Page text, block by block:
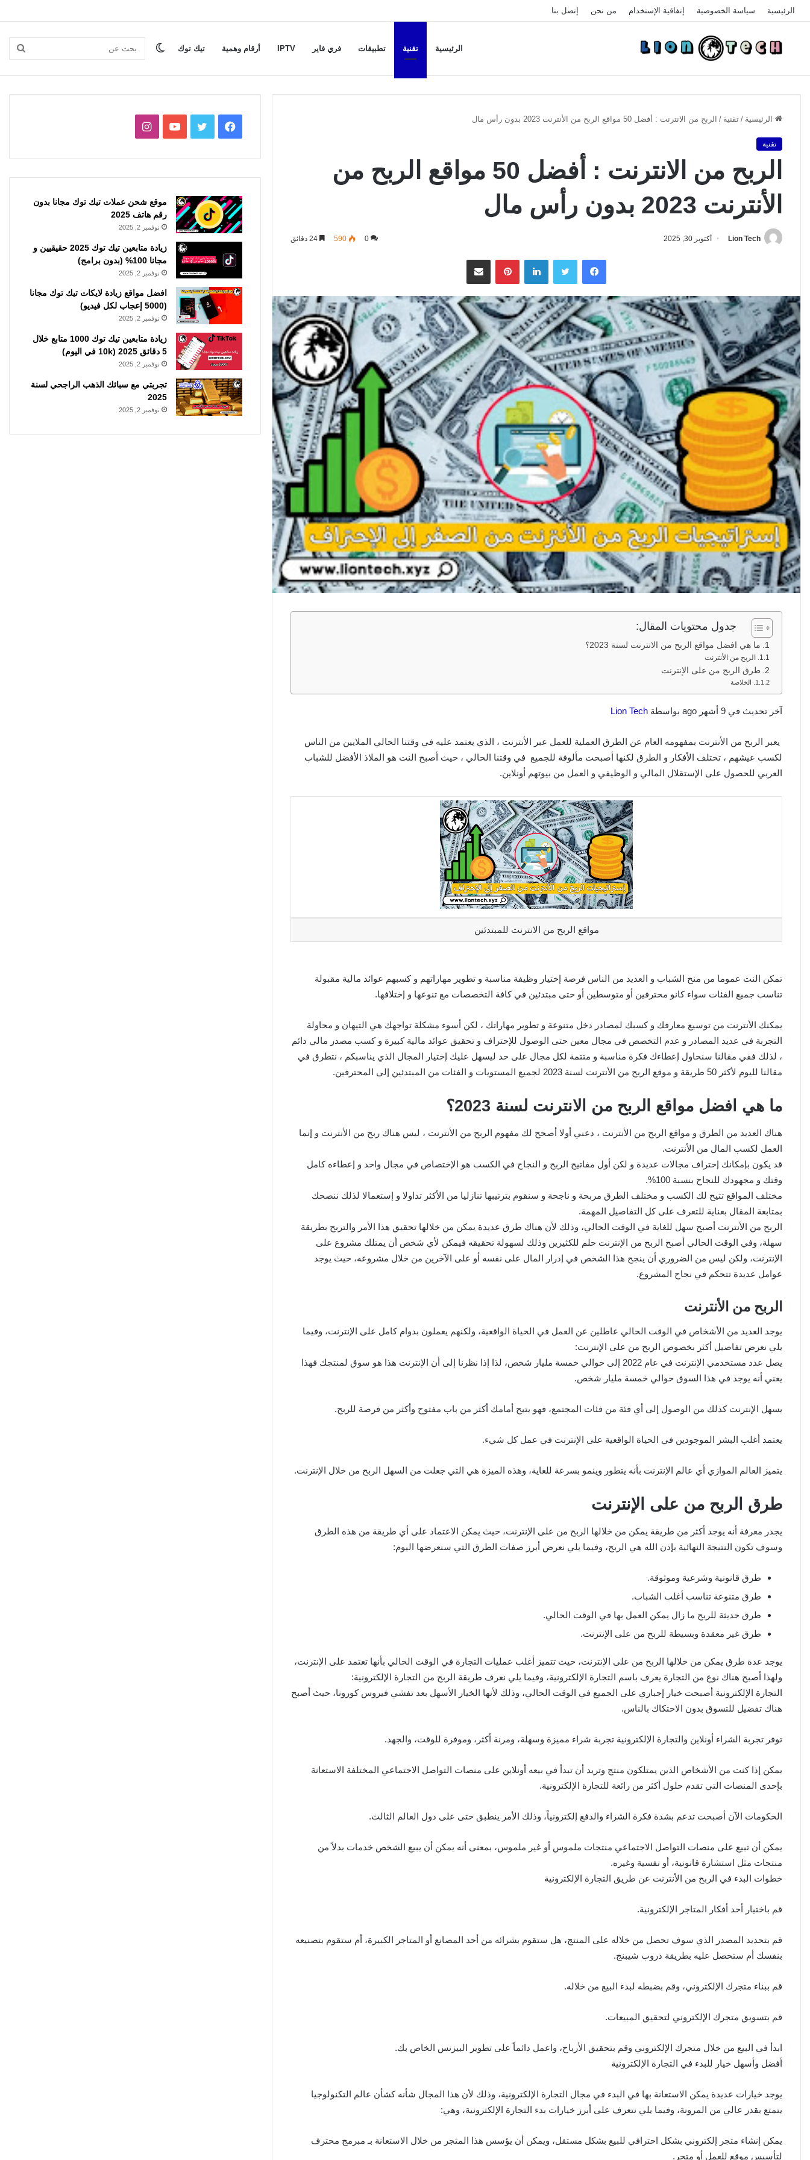
الرئيسية سياسة الخصوصية إتفاقية الإستخدام من نحن إتصل بنا
الرئيسية تقنية تطبيقات فري فاير IPTV أرقام وهمية تيك توك بحث الوضع
الرئيسية / تقنية / الربح من الانترنت : أفضل 50 مواقع الربح من الأنترنت 2023 بدون رأس مال
تقنية
الربح من الانترنت : أفضل 50 مواقع الربح من
الأنترنت 2023 بدون رأس مال
Lion Tech أكتوبر 30, 2025 0
590
فيسبوك تويتر لينكدإن بينتيريستمشاركة عبر البريد
جدول محتويات المقال:
ما هي افضل مواقع الربح من الانترنت لسنة 2023؟
الربح من الأنترنت
طرق الربح من على الإنترنت
الخلاصة
آخر تحديث في 9 أشهر ago بواسطة Lion Tech
يعبر الربح من الأنترنت بمفهومه العام عن الطرق العملية للعمل عبر الأنترنت ، الذي يعتمد عليه في وقتنا الحالي الملايين من الناس
لكسب عيشهم ، تختلف الأفكار و الطرق لكنها أصبحت مألوفة للجميع في وقتنا الحالي ، حيث أصبح النت هو الملاذ الأفضل للشباب
العربي للحصول على الإستقلال المالي و الوظيفي و العمل من بيوتهم أونلاين.
مواقع الربح من الانترنت للمبتدئين
تمكن النت عموما من منح الشباب و العديد من الناس فرصة إختيار وظيفة مناسبة و تطوير مهاراتهم و كسبهم عوائد مالية مقبولة
تناسب جميع الفئات سواء كانو محترفين أو متوسطين أو حتى مبتدئين في كافة التخصصات مع تنوعها و إختلافها.
يمكنك الأنترنت من توسيع معارفك و كسبك لمصادر دخل متنوعة و تطوير مهاراتك ، لكن أسوء مشكلة تواجهك هي التيهان و محاولة
التجربة في عديد المصادر و عدم التخصص في مجال معين حتى الوصول للإحتراف و تحقيق عوائد مالية كبيرة و كسب مصدر مالي دائم
، لذلك ففي مقالنا سنحاول إعطاءك فكرة مناسبة و متتمة لكل مجال على حد ليسهل عليك إختيار المجال الذي يناسبكم ، نتطرق في
مقالنا لليوم لأكثر 50 طريقة و موقع الربح من الأنترنت لسنة 2023 لجميع المستويات و الفئات من المبتدئين إلى المحترفين.
ما هي افضل مواقع الربح من الانترنت لسنة 2023؟
هناك العديد من الطرق و مواقع الربح من الأنترنت ، دعني أولا أصحح لك مفهوم الربح من الأنترنت ، ليس هناك ربح من الأنترنت و إنما
العمل لكسب المال من الأنترنت.
قد يكون بإمكانك إحتراف مجالات عديدة و لكن أول مفاتيح الربح و النجاح في الكسب هو الإختصاص في مجال واحد و إعطاءه كامل
وقتك و مجهودك للنجاح بنسبة 100%.
مختلف المواقع تتيح لك الكسب و مختلف الطرق مربحة و ناجحة و سنقوم بترتيبها تنازليا من الأكثر تداولا و إستعمالا لذلك ننصحك
بمتابعة المقال بعناية للتعرف على كل التفاصيل المهمة.
الربح من الأنترنت أصبح سهل للغاية في الوقت الحالي، وذلك لأن هناك طرق عديدة يمكن من خلالها تحقيق هذا الأمر والتربح بطريقة
سهلة، وفي الوقت الحالي أصبح الربح من الإنترنت حلم للكثيرين وذلك لسهولة تحقيقه فيمكن لأي شخص أن يمتلك مشروع على
الإنترنت، ولكن ليس من الضروري أن ينجح هذا الشخص في إدرار المال على نفسه أو على الآخرين من خلال مشروعه، حيث يوجد
عوامل عديدة تتحكم في نجاح المشروع.
الربح من الأنترنت
يوجد العديد من الأشخاص في الوقت الحالي عاطلين عن العمل في الحياة الواقعية، ولكنهم يعملون بدوام كامل على الإنترنت، وفيما
يلي نعرض تفاصيل أكثر بخصوص الربح من على الإنترنت:
يصل عدد مستخدمي الإنترنت في عام 2022 إلى حوالي خمسة مليار شخص، لذا إذا نظرنا إلى أن الإنترنت هذا هو سوق لمنتجك فهذا
يعني أنه يوجد في هذا السوق حوالي خمسة مليار شخص.
يسهل الإنترنت كذلك من الوصول إلى أي فئة من فئات المجتمع، فهو يتيح أمامك أكثر من باب مفتوح وأكثر من فرصة للربح.
يعتمد أغلب البشر الموجودين في الحياة الواقعية على الإنترنت في عمل كل شيء.
يتميز العالم الموازي أي عالم الإنترنت بأنه يتطور وينمو بسرعة للغاية، وهذه الميزة هي التي جعلت من السهل الربح من خلال الإنترنت.
طرق الربح من على الإنترنت
يجدر معرفة أنه يوجد أكثر من طريقة يمكن من خلالها الربح من على الإنترنت، حيث يمكن الاعتماد على أي طريقة من هذه الطرق
وسوف تكون النتيجة النهائية بإذن الله هي الربح، وفيما يلي نعرض أبرز صفات الطرق التي سنعرضها اليوم:
طرق قانونية وشرعية وموثوقة.
طرق متنوعة تناسب أغلب الشباب.
طرق حديثة للربح ما زال يمكن العمل بها في الوقت الحالي.
طرق غير معقدة وبسيطة للربح من على الإنترنت.
يوجد عدة طرق يمكن من خلالها الربح من على الإنترنت، حيث تتميز أغلب عمليات التجارة في الوقت الحالي بأنها تعتمد على الإنترنت،
ولهذا أصبح هناك نوع من التجارة يعرف باسم التجارة الإلكترونية، وفيما يلي نعرف طريقة الربح من التجارة الإلكترونية:
التجارة الإلكترونية أصبحت خيار إجباري على الجميع في الوقت الحالي، وذلك لأنها الخيار الأسهل بعد تفشي فيروس كورونا، حيث أصبح
هناك تفضيل للتسوق بدون الاحتكاك بالناس.
توفر تجربة الشراء أونلاين والتجارة الإلكترونية تجربة شراء مميزة وسهلة، ومرنة أكثر، وموفرة للوقت، والجهد.
يمكن إذا كنت من الأشخاص الذين يمتلكون منتج وتريد أن تبدأ في بيعه أونلاين على منصات التواصل الاجتماعي المختلفة الاستعانة
بإحدى المنصات التي تقدم حلول أكثر من رائعة للتجارة الإلكترونية.
الحكومات الآن أصبحت تدعم بشدة فكرة الشراء والدفع إلكترونياً، وذلك الأمر ينطبق حتى على دول العالم الثالث.
يمكن أن تبيع على منصات التواصل الاجتماعي منتجات ملموس أو غير ملموس، بمعنى أنه يمكن أن يبيع الشخص خدمات بدلاً من
منتجات مثل استشارة قانونية، أو نفسية وغيره.
خطوات البدء في الربح من الأنترنت عن طريق التجارة الإلكترونية
قم باختيار أحد أفكار المتاجر الإلكترونية.
قم بتحديد المصدر الذي سوف تحصل من خلاله على المنتج، هل ستقوم بشرائه من أحد المصانع أو المتاجر الكبيرة، أم ستقوم بتصنيعه
بنفسك أم ستحصل عليه بطريقة دروب شيبنج.
قم ببناء متجرك الإلكتروني، وقم بضبطه لبدء البيع من خلاله.
قم بتسويق متجرك الإلكتروني لتحقيق المبيعات.
ابدأ في البيع من خلال متجرك الإلكتروني وقم بتحقيق الأرباح، واعمل دائماً على تطوير البيزنس الخاص بك.
أفضل وأسهل خيار للبدء في التجارة الإلكترونية
يوجد خيارات عديدة يمكن الاستعانة بها في البدء في مجال التجارة الإلكترونية، وذلك لأن هذا المجال شأنه كشأن عالم التكنولوجيا
يتمتع بقدر عالي من المرونة، وفيما يلي نتعرف على أبرز خيارات بدء التجارة الإلكترونية، وهي:
يمكن إنشاء متجر إلكتروني بشكل احترافي للبيع بشكل مستقل، ويمكن أن يؤسس هذا المتجر من خلال الاستعانة بـ مبرمج محترف
لتأسيس موقع للعمل أو متجر.
فيسبوكتويتر يوتيوبانستقرام
موقع شحن عملات تيك توك مجانا بدون
رقم هاتف 2025
نوفمبر 2, 2025
زيادة متابعين تيك توك 2025 حقيقيين و
مجانا 100% (بدون برامج)
نوفمبر 2, 2025
افضل مواقع زيادة لايكات تيك توك مجانا
(5000 إعجاب لكل فيديو)
نوفمبر 2, 2025
زيادة متابعين تيك توك 1000 متابع خلال
5 دقائق 2025 (10k في اليوم)
نوفمبر 2, 2025
تجربتي مع سبائك الذهب الراجحي لسنة
2025
نوفمبر 2, 2025